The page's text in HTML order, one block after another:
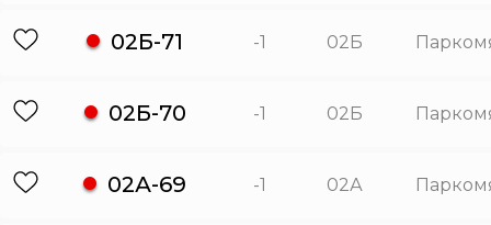
02Б-71 -1 02Б
02Б-70 -1 02Б
02А-69 -1 02А